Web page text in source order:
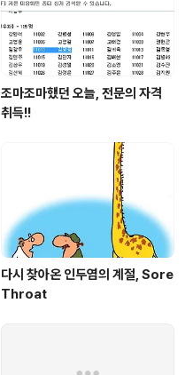
조마조마했던 오늘, 전문의 자격
취득!!
다시 찾아온 인두염의 계절, Sore
Throat